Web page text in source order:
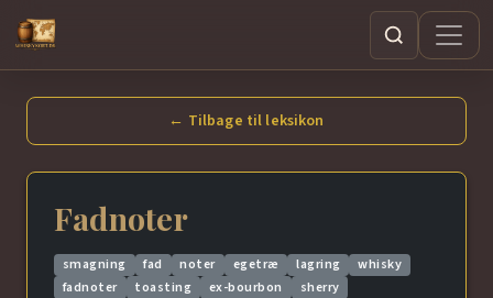
Søg
← Tilbage til leksikon
Fadnoter
smagning fad noter egetræ lagring
whisky
fadnoter
toasting ex-bourbon sherry